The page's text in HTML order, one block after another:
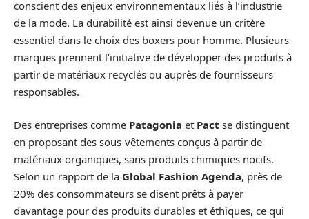
conscient des enjeux environnementaux liés à l’industrie
de la mode. La durabilité est ainsi devenue un critère
essentiel dans le choix des boxers pour homme. Plusieurs
marques prennent l’initiative de développer des produits à
partir de matériaux recyclés ou auprès de fournisseurs
responsables.
Des entreprises comme Patagonia et Pact se distinguent
en proposant des sous-vêtements conçus à partir de
matériaux organiques, sans produits chimiques nocifs.
Selon un rapport de la Global Fashion Agenda, près de
20% des consommateurs se disent prêts à payer
davantage pour des produits durables et éthiques, ce qui